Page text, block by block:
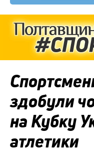
здобули
на Кубку
атлетики